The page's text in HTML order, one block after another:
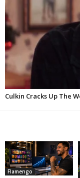
Flamengo